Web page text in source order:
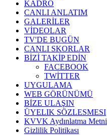
KADRO
CANLI ANLATIM
GALERİLER
VİDEOLAR
TV'DE BUGÜN
CANLI SKORLAR
BİZİ TAKİP EDİN
FACEBOOK
TWİTTER
UYGULAMA
WEB GÖRÜNÜMÜ
BİZE ULAŞIN
ÜYELIK SÖZLESMESI
KVVK Aydınlatma Metni
Gizlilik Politikası